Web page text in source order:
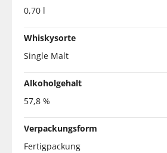
0,70 l
Whiskysorte
Single Malt
Alkoholgehalt
57,8 %
Verpackungsform
Fertigpackung